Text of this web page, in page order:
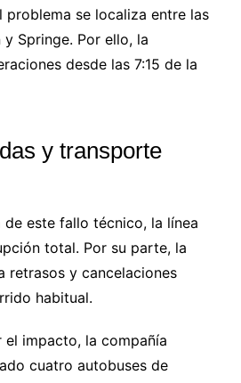
problema se localiza entre las
Springe. Por ello, la
desde las 7:15 de la
y transporte
de este fallo técnico, la línea
total. Por su parte, la
retrasos y cancelaciones
habitual.
impacto, la compañía
cuatro autobuses de